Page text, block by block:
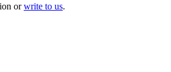
orwrite to us.